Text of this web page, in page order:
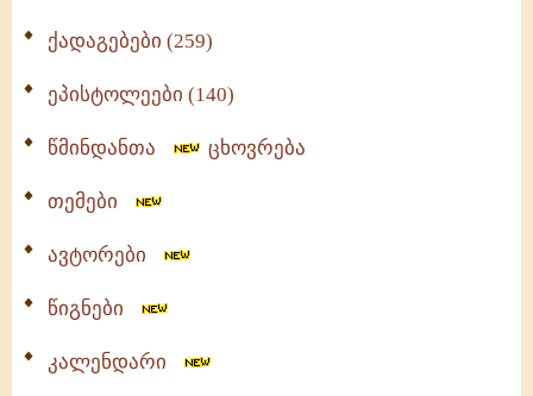
ქადაგებები (259)
ეპისტოლეები (140)
წმინდანთა ცხოვრება
თემები
ავტორები
წიგნები
კალენდარი